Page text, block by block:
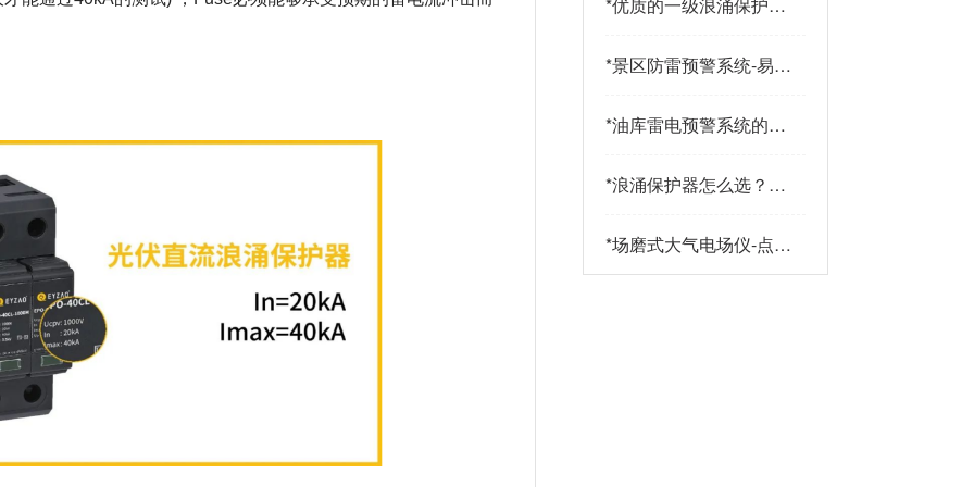
*优质的一级浪涌保护器
防雷
*景区防雷预警系统-易造
*油库雷电预警系统的传
看-易造
*浪涌保护器怎么选？三
策略助您精准选型-易造
*场磨式大气电场仪-点击
了解更多-易造